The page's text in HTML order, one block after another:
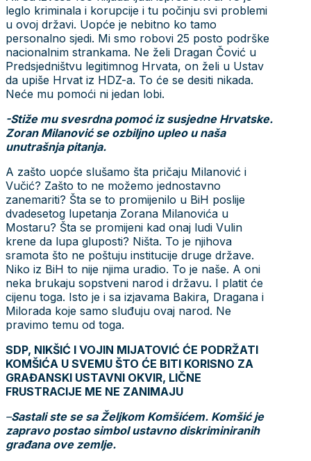
leglo kriminala i korupcije i tu počinju svi problemi
u ovoj državi. Uopće je nebitno ko tamo
personalno sjedi. Mi smo robovi 25 posto podrške
nacionalnim strankama. Ne želi Dragan Čović u
Predsjedništvu legitimnog Hrvata, on želi u Ustav
da upiše Hrvat iz HDZ-a. To će se desiti nikada.
Neće mu pomoći ni jedan lobi.
-Stiže mu svesrdna pomoć iz susjedne Hrvatske.
Zoran Milanović se ozbiljno upleo u naša
unutrašnja pitanja.
A zašto uopće slušamo šta pričaju Milanović i
Vučić? Zašto to ne možemo jednostavno
zanemariti? Šta se to promijenilo u BiH poslije
dvadesetog lupetanja Zorana Milanovića u
Mostaru? Šta se promijeni kad onaj ludi Vulin
krene da lupa gluposti? Ništa. To je njihova
sramota što ne poštuju institucije druge države.
Niko iz BiH to nije njima uradio. To je naše. A oni
neka brukaju sopstveni narod i državu. I platit će
cijenu toga. Isto je i sa izjavama Bakira, Dragana i
Milorada koje samo sluđuju ovaj narod. Ne
pravimo temu od toga.
SDP, NIKŠIĆ I VOJIN MIJATOVIĆ ĆE PODRŽATI
KOMŠIĆA U SVEMU ŠTO ĆE BITI KORISNO ZA
GRAĐANSKI USTAVNI OKVIR, LIČNE
FRUSTRACIJE ME NE ZANIMAJU
–Sastali ste se sa Željkom Komšićem. Komšić je
zapravo postao simbol ustavno diskriminiranih
građana ove zemlje.